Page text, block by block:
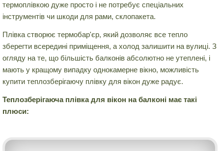
термоплівкою дуже просто і не потребує спеціальних
інструментів чи шкоди для рами, склопакета.
Плівка створює термобар'єр, який дозволяє все тепло
зберегти всередині приміщення, а холод залишити на вулиці. З
огляду на те, що більшість балконів абсолютно не утеплені, і
мають у кращому випадку однокамерне вікно, можливість
купити теплозберігаючу плівку для вікон дуже радує.
Теплозберігаюча плівка для вікон на балконі має такі
плюси: